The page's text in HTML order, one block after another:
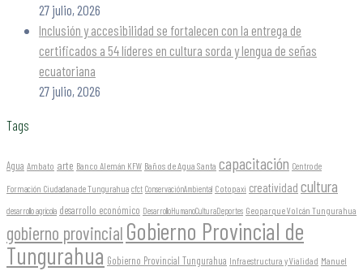
27 julio, 2026
Inclusión y accesibilidad se fortalecen con la entrega de
certificados a 54 líderes en cultura sorda y lengua de señas
ecuatoriana
27 julio, 2026
Tags
Agua Ambato arte Banco Alemán KFW Baños de Agua Santa capacitación Centro de
Formación Ciudadana de Tungurahua cfct ConservaciónAmbiental Cotopaxi creatividad cultura
desarrollo agrícola desarrollo económico DesarrolloHumanoCulturaDeportes Geoparque Volcán Tungurahua
gobierno provincial Gobierno Provincial de
Tungurahua Gobierno Provincial Tungurahua Infraestructura y Vialidad Manuel